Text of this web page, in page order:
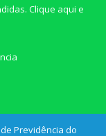
Clique aqui e
Previdência do